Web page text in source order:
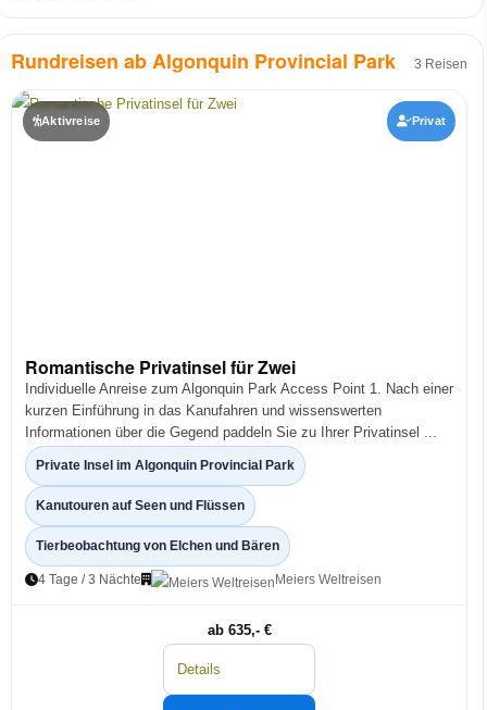
Rundreisen ab Algonquin Provincial Park 3 Reisen
Aktivreise Privat
Romantische Privatinsel für Zwei
Individuelle Anreise zum Algonquin Park Access Point 1. Nach einer
kurzen Einführung in das Kanufahren und wissenswerten
Informationen über die Gegend paddeln Sie zu Ihrer Privatinsel ...
Private Insel im Algonquin Provincial Park
Kanutouren auf Seen und Flüssen
Tierbeobachtung von Elchen und Bären
4 Tage / 3 Nächte Meiers Weltreisen
ab 635,- €
Details